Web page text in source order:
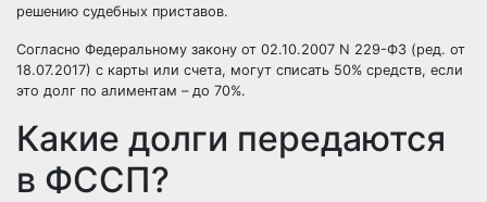
решению судебных приставов.
Согласно Федеральному закону от 02.10.2007 N 229-ФЗ (ред. от
18.07.2017) с карты или счета, могут списать 50% средств, если
это долг по алиментам – до 70%.
Какие долги передаются
в ФССП?